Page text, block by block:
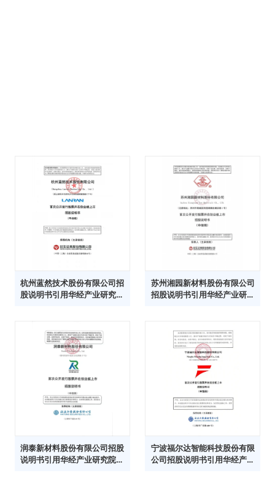
杭州蓝然技术股份有限公司招
股说明书引用华经产业研究院
苏州湘园新材料股份有限公司
招股说明书引用华经产业研究
润泰新材料股份有限公司招股
说明书引用华经产业研究院数
宁波福尔达智能科技股份有限
公司招股说明书引用华经产业